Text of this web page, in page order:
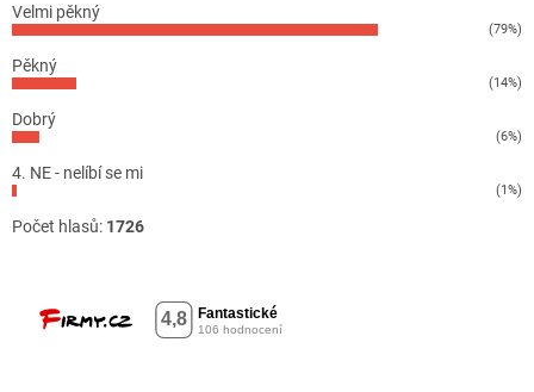
Velmi pěkný
(79%)
Pěkný
(14%)
Dobrý
(6%)
4. NE - nelíbí se mi
(1%)
Počet hlasů: 1726